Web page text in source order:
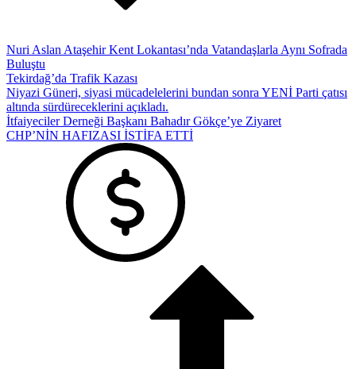
Nuri Aslan Ataşehir Kent Lokantası’nda Vatandaşlarla Aynı Sofrada
Buluştu
Tekirdağ’da Trafik Kazası
Niyazi Güneri, siyasi mücadelelerini bundan sonra YENİ Parti çatısı
altında sürdüreceklerini açıkladı.
İtfaiyeciler Derneği Başkanı Bahadır Gökçe’ye Ziyaret
CHP’NİN HAFIZASI İSTİFA ETTİ